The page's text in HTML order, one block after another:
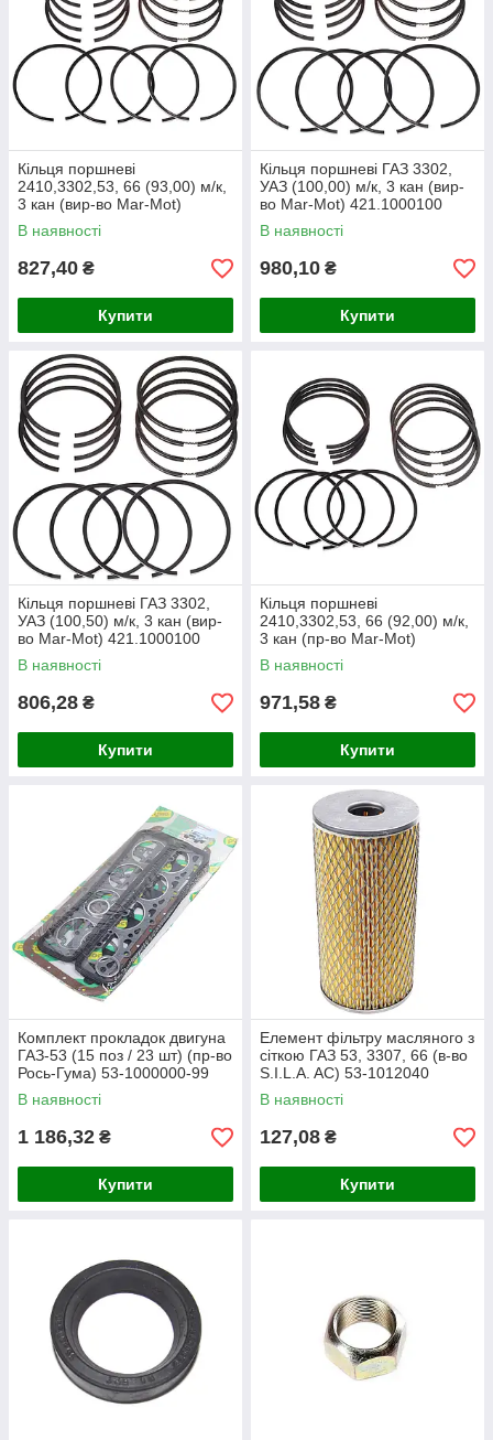
Кільця поршневі
2410,3302,53, 66 (93,00) м/к,
3 кан (вир-во Mar-Mot)
402.1000100
В наявності
827,40 ₴
Купити
Кільця поршневі ГАЗ 3302,
УАЗ (100,00) м/к, 3 кан (вир-
во Mar-Mot) 421.1000100
В наявності
980,10 ₴
Купити
Кільця поршневі ГАЗ 3302,
УАЗ (100,50) м/к, 3 кан (вир-
во Mar-Mot) 421.1000100
В наявності
806,28 ₴
Купити
Кільця поршневі
2410,3302,53, 66 (92,00) м/к,
3 кан (пр-во Mar-Mot)
402.1000100
В наявності
971,58 ₴
Купити
Комплект прокладок двигуна
ГАЗ-53 (15 поз / 23 шт) (пр-во
Рось-Гума) 53-1000000-99
В наявності
1 186,32 ₴
Купити
Елемент фільтру масляного з
сіткою ГАЗ 53, 3307, 66 (в-во
S.I.L.A. AC) 53-1012040
В наявності
127,08 ₴
Купити